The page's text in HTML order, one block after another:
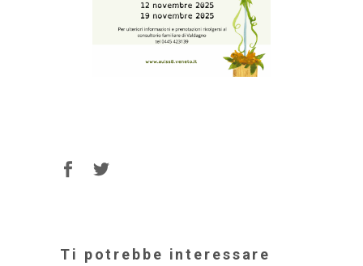
Ti potrebbe interessare